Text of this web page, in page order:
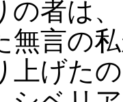
の者は
無言の
上げた